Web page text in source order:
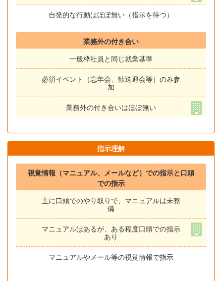
自発的な行動はほぼ無い（指示を待つ）
業務外の付き合い
一般枠社員と同じ就業基準
必須イベント（忘年会、歓送迎会等）のみ参
加
業務外の付き合いはほぼ無い
指示理解
視覚情報（マニュアル、メールなど）での指示と口頭
での指示
主に口頭でのやり取りで、マニュアルは未整
備
マニュアルはあるが、ある程度口頭での指示
あり
マニュアルやメール等の視覚情報で指示